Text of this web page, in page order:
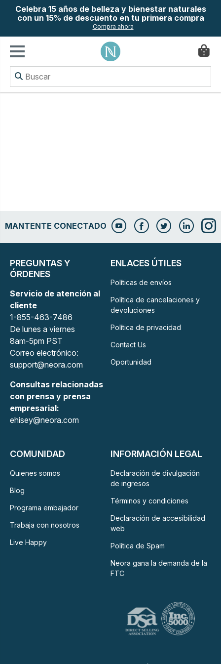
Celebra 15 años de belleza y bienestar naturales
con un 15% de descuento en tu primera compra
Compra ahora
0
MANTENTE CONECTADO
PREGUNTAS Y
ÓRDENES
Servicio de atención al
cliente
1-855-463-7486
De lunes a viernes
8am-5pm PST
Correo electrónico:
support@neora.com
Consultas relacionadas
con prensa y prensa
empresarial:
ehisey@neora.com
ENLACES ÚTILES
Políticas de envíos
Política de cancelaciones y
devoluciones
Política de privacidad
Contact Us
Oportunidad
COMUNIDAD
Quienes somos
Blog
Programa embajador
Trabaja con nosotros
Live Happy
INFORMACIÓN LEGAL
Declaración de divulgación
de ingresos
Términos y condiciones
Declaración de accesibilidad
web
Política de Spam
Neora gana la demanda de la
FTC